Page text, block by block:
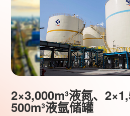
2×3,000m³液氮、
500m³液氩储罐